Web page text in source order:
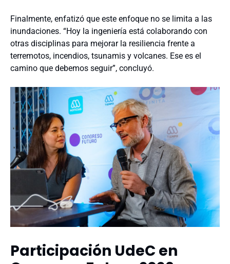
Finalmente, enfatizó que este enfoque no se limita a las
inundaciones. “Hoy la ingeniería está colaborando con
otras disciplinas para mejorar la resiliencia frente a
terremotos, incendios, tsunamis y volcanes. Ese es el
camino que debemos seguir”, concluyó.
Participación UdeC en